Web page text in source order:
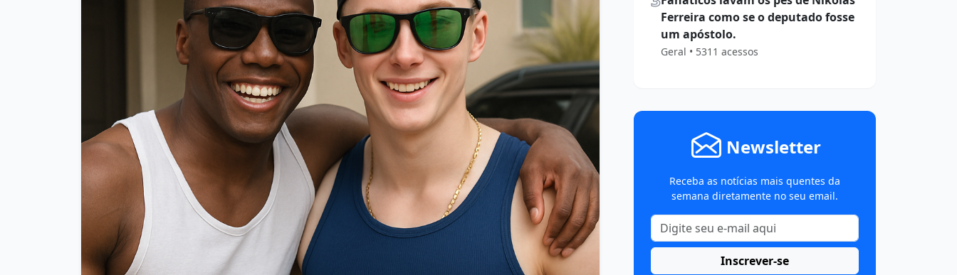
Ferreira como se o deputado fosse
um apóstolo.
Geral • 5311 acessos
Newsletter
Receba as notícias mais quentes da
semana diretamente no seu email.
Inscrever-se